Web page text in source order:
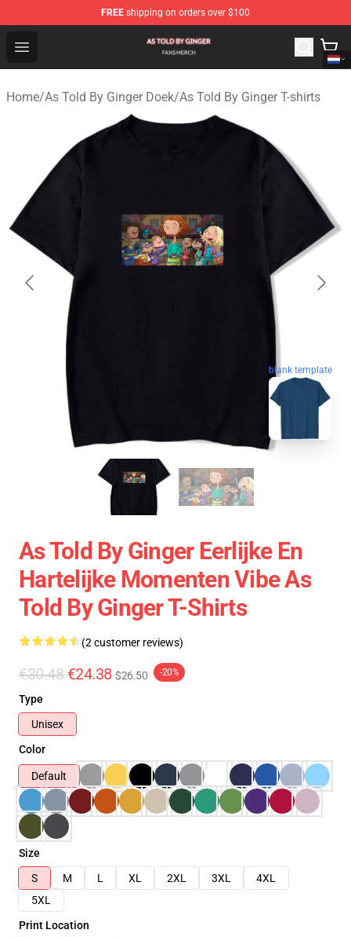
FREE shipping on orders over $100
Open menu
As Told By Ginger Shop - Official As Told By Ginger
Home/As Told By Ginger Doek/As Told By Ginger T-shirts
blank template
As Told By Ginger Eerlijke En
Hartelijke Momenten Vibe As
Told By Ginger T-Shirts
(2 customer reviews)
€30.48 €24.38 $26.50 -20%
Type
Unisex
Color
Default
Size
S
M L XL 2XL 3XL
4XL
5XL
Print Location